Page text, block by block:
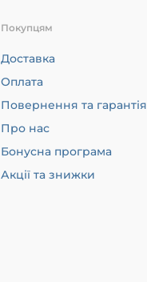
Покупцям
Доставка
Оплата
Повернення та гарантія
Про нас
Бонусна програма
Акції та знижки